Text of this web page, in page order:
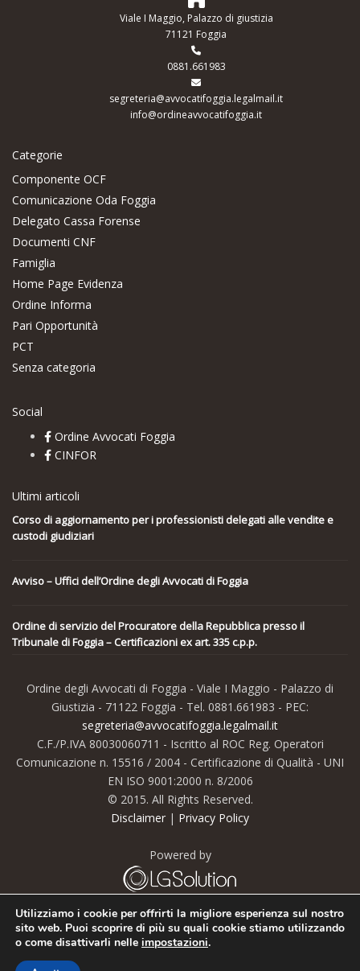
Viale I Maggio, Palazzo di giustizia
71121 Foggia
0881.661983
segreteria@avvocatifoggia.legalmail.it
info@ordineavvocatifoggia.it
Categorie
Componente OCF
Comunicazione Oda Foggia
Delegato Cassa Forense
Documenti CNF
Famiglia
Home Page Evidenza
Ordine Informa
Pari Opportunità
PCT
Senza categoria
Social
Ordine Avvocati Foggia
CINFOR
Ultimi articoli
Corso di aggiornamento per i professionisti delegati alle vendite e
custodi giudiziari
Avviso – Uffici dell’Ordine degli Avvocati di Foggia
Ordine di servizio del Procuratore della Repubblica presso il
Tribunale di Foggia – Certificazioni ex art. 335 c.p.p.
Ordine degli Avvocati di Foggia - Viale I Maggio - Palazzo di
Giustizia - 71122 Foggia - Tel. 0881.661983 - PEC:
segreteria@avvocatifoggia.legalmail.it
C.F./P.IVA 80030060711 - Iscritto al ROC Reg. Operatori
Comunicazione n. 15516 / 2004 - Certificazione di Qualità - UNI
EN ISO 9001:2000 n. 8/2006
© 2015. All Rights Reserved.
Disclaimer | Privacy Policy
Powered by
© 2015.Tutti i diritti riservati. Acquista
Utilizziamo i cookie per offrirti la migliore esperienza sul nostro
sito web. Puoi scoprire di più su quali cookie stiamo utilizzando
o come disattivarli nelle impostazioni.